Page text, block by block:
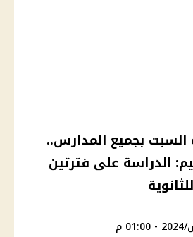
السبت بجميع المدارس..
الدراسة على فترتين